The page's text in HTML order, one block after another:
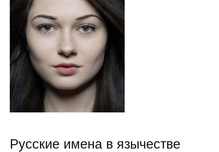
Русские имена в язычестве